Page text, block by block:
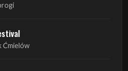
Ćmielów